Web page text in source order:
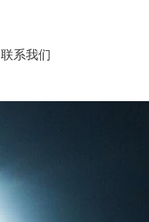
联系我们